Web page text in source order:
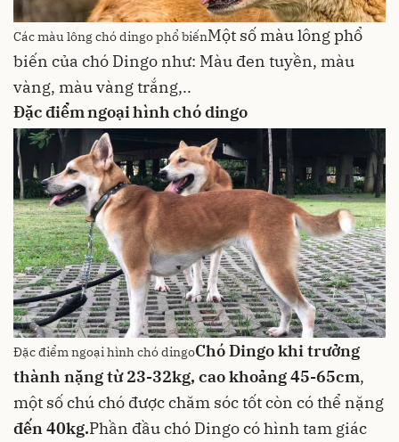
Các màu lông chó dingo phổ biếnMột số màu lông phổ
biến của chó Dingo như: Màu đen tuyền, màu
vàng, màu vàng trắng,..
Đặc điểm ngoại hình chó dingo
Đặc điểm ngoại hình chó dingoChó Dingo khi trưởng
thành nặng từ 23-32kg, cao khoảng 45-65cm,
một số chú chó được chăm sóc tốt còn có thể nặng
đến 40kg.Phần đầu chó Dingo có hình tam giác